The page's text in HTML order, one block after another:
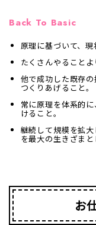
Back To Basic
原理に基づいて、
たくさんやることよ
他で成功した既存
つくりあげること。
常に原理を体系的
けること。
継続して規模を拡
を最大の生きざまと
お